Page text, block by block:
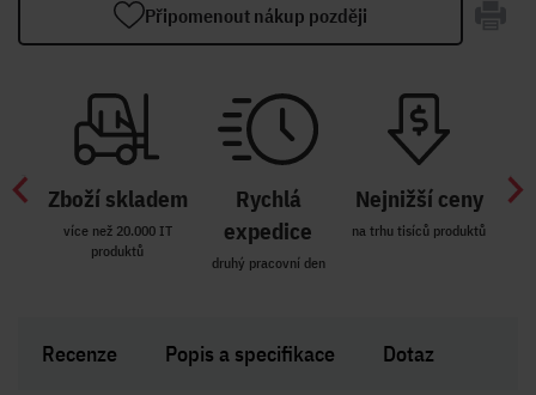
Připomenout nákup později
Zboží skladem
více než 20.000 IT
produktů
Rychlá
expedice
druhý pracovní den
Nejnižší ceny
na trhu tisíců produktů
Recenze Popis a specifikace Dotaz